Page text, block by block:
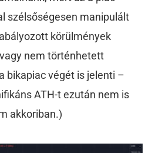
szélsőségesen manipulált
körülmények
nem történhetett
bikapiac végét is jelenti –
ATH-t ezután nem is
akkoriban.)